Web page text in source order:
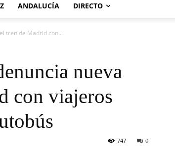
ANDALUCÍA DIRECTO
tren de Madrid con...
nueva
con viajeros
0
747